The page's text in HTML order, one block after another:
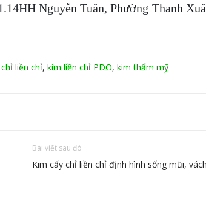
Nguyễn Tuân, Phường Thanh
liền chỉ, kim liền chỉ PDO, kim thẩm mỹ
Bài viết sau đó
Kim cấy chỉ liền chỉ định hình sống mũi,